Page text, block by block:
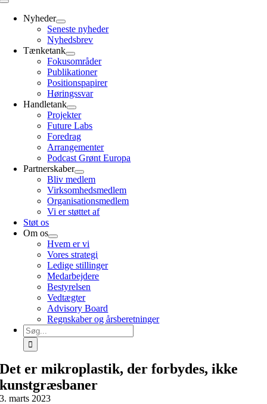
Toggle
NavigationNyheder
Seneste nyheder
Nyhedsbrev
Tænketank
Fokusområder
Publikationer
Positionspapirer
Høringssvar
Handletank
Projekter
Future Labs
Foredrag
Arrangementer
Podcast Grønt Europa
Partnerskaber
Bliv medlem
Virksomhedsmedlem
Organisationsmedlem
Vi er støttet af
Støt os
Om os
Hvem er vi
Vores strategi
Ledige stillinger
Medarbejdere
Bestyrelsen
Vedtægter
Advisory Board
Regnskaber og årsberetninger
Søg
efter:
Det er mikroplastik, der forbydes, ikke
kunstgræsbaner
3. marts 2023